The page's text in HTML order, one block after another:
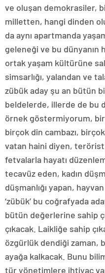
ve oluşan demokrasiler,
milletten, hangi dinden
da aynı apartmanda
geleneği ve bu dünyanın
ortak yaşam kültürüne
simsarlığı, yalandan ve
zübük aday şu an bütün
beldelerde, illerde de bu
örnek göstermiyorum,
birçok din cambazı,
vatan haini diyen, terörist
fetvalarla hayatı
tecavüz eden, kadın
düşmanlığı yapan,
‘zübük’ bu coğrafyada
bütün değerlerine sahip
çıkacak. Laikliğe sahip
özgürlük dendiği zaman,
ayağa kalkacak. Bunu
tür yönetimlere ihtiyaç